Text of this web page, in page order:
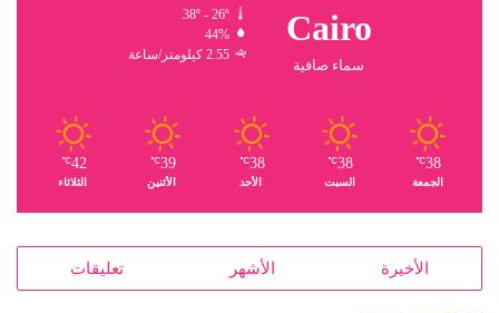
Cairo
سماء صافية
38º - 26º
44%
2.55 كيلومتر/ساعة
38
℃
الجمعة
38
℃
السبت
38
℃
الأحد
39
℃
الأثنين
42
℃
الثلاثاء
الأخيرة الأشهر تعليقات